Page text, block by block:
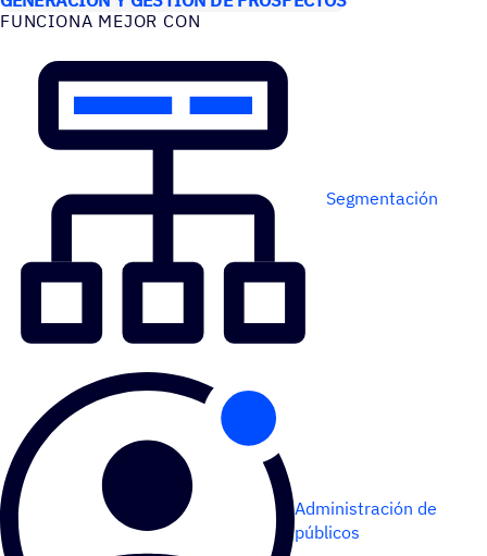
FUNCIONA MEJOR CON
Segmentación
Administración de
públicos